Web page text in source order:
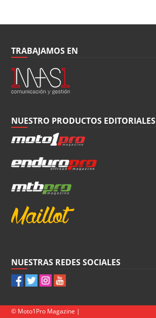
TRABAJAMOS EN
NUESTRO PRODUCTOS EDITORIALES
NUESTRAS REDES SOCIALES
© Moto1Pro Magazine |